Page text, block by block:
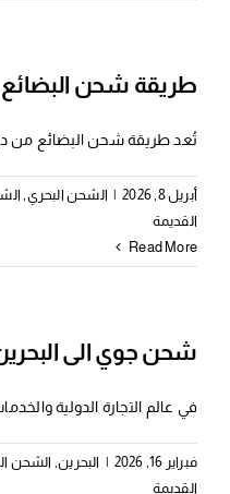
طريقة شحن
تُعد طريقة شحن البضائع من
أبريل 8, 2026 | الشحن البحري
القديمة
Read More
شحن جوي الى
في عالم التجارة الدولية
فبراير 16, 2026 | البحرين, الشحن
القديمة